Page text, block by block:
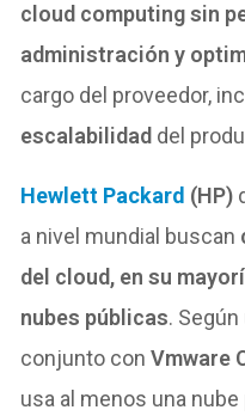
cloud computing sin
administración y
cargo del proveedor,
escalabilidad del
Hewlett Packard (HP)
a nivel mundial buscan
del cloud, en su
nubes públicas.
conjunto conVmware
usa al menos una